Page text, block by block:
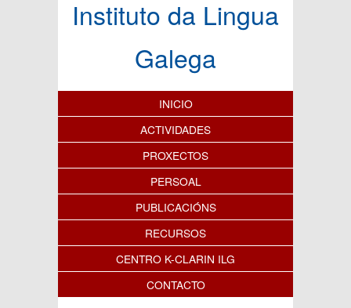
Instituto da Lingua
Galega
Índice de contidos
INICIO
ACTIVIDADES
PROXECTOS
PERSOAL
PUBLICACIÓNS
RECURSOS
CENTRO K-CLARIN ILG
CONTACTO